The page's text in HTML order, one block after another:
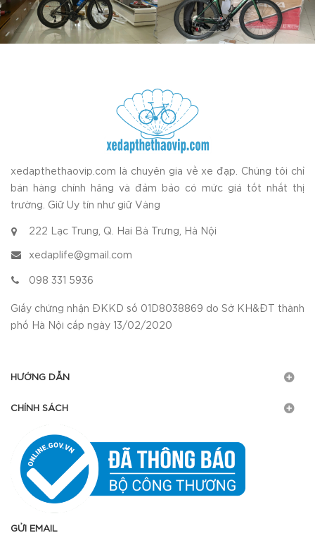
xedapthethaovip.com là chuyên gia về xe đạp. Chúng tôi chỉ
bán hàng chính hãng và đảm bảo có mức giá tốt nhất thị
trường. Giữ Uy tín như giữ Vàng
222 Lạc Trung, Q. Hai Bà Trưng, Hà Nội
xedaplife@gmail.com
098 331 5936
Giấy chứng nhận ĐKKD số 01D8038869 do Sở KH&ĐT thành
phố Hà Nội cấp ngày 13/02/2020
HƯỚNG DẪN
CHÍNH SÁCH
GỬI EMAIL